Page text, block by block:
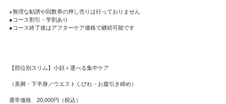
※無理な勧誘や回数券の押し売りは行っておりません
●コース割引・学割あり
●コース終了後はアフターケア価格で継続可能です
【部位別スリム】小顔＋選べる集中ケア
（美脚・下半身／ウエストくびれ・お腹引き締め）
通常価格 20,000円（税込）